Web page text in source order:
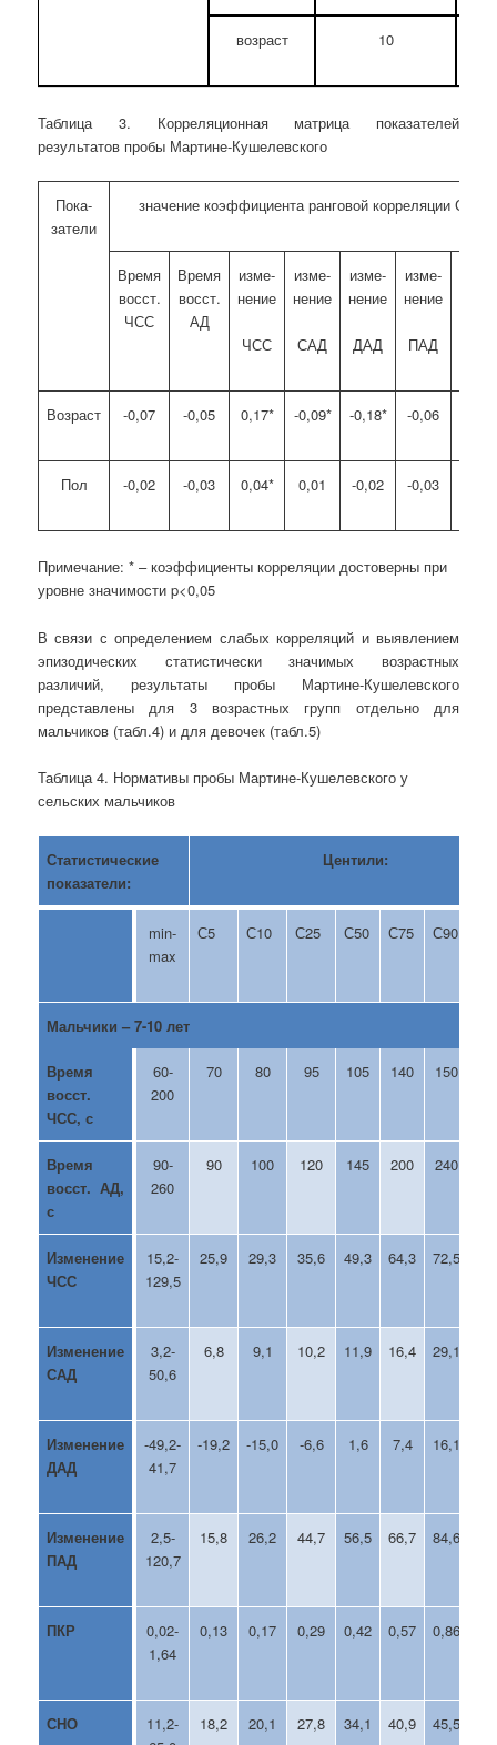
возраст 10
Таблица 3. Корреляционная матрица показателей
результатов пробы Мартине-Кушелевского
Пока-
затели
значение коэффициента ранговой корреляции
Время
восст.
ЧСС
Время
восст.
АД
изме-
нение
ЧСС
изме-
нение
САД
изме-
нение
ДАД
изме-
нение
ПАД
Возраст -0,07 -0,05 0,17* -0,09* -0,18* -0,06
Пол -0,02 -0,03 0,04* 0,01 -0,02 -0,03
Примечание: * – коэффициенты корреляции достоверны при
уровне значимости p<0,05
В связи с определением слабых корреляций и выявлением
эпизодических статистически значимых возрастных
различий, результаты пробы Мартине-Кушелевского
представлены для 3 возрастных групп отдельно для
мальчиков (табл.4) и для девочек (табл.5)
Таблица 4. Нормативы пробы Мартине-Кушелевского у
сельских мальчиков
Статистические
показатели:
Центили:
min-
max
С5 С10 С25 С50 С75 С90
Мальчики – 7-10 лет
Время
восст.
ЧСС, с
60-
200
70 80 95 105 140 150
Время
восст. АД,
с
90-
260
90 100 120 145 200 240
Изменение
ЧСС
15,2-
129,5
25,9 29,3 35,6 49,3 64,3 72,5
Изменение
САД
3,2-
50,6
6,8 9,1 10,2 11,9 16,4 29,1
Изменение
ДАД
-49,2-
41,7
-19,2 -15,0 -6,6 1,6 7,4 16,1
Изменение
ПАД
2,5-
120,7
15,8 26,2 44,7 56,5 66,7 84,6
ПКР
0,02-
1,64
0,13 0,17 0,29 0,42 0,57 0,86
СНО
11,2-
18,2 20,1 27,8 34,1 40,9 45,5